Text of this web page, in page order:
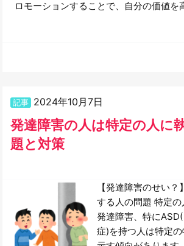
ロモーションすることで、自分の価値を
記事 2024年10月7日
発達障害の人は特定の人に
題と対策
【発達障害のせい
する人の問題 特定
発達障害、特に
症)を持つ人は特定